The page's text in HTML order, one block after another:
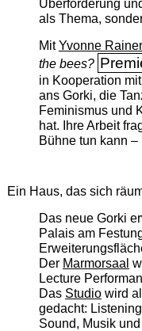
Überforderung
als Thema,
MitYvonne Rainer
the bees?
in Kooperation
ans Gorki, die
Feminismus und
hat. Ihre Arbeit
Bühne tun kann
Ein Haus, das sich
Das neue Gorki
Palais am
Der Marmorsaal
Lecture
Das Studiowird
gedacht:
Sound, Musik